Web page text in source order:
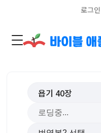
로그인
욥기 40장